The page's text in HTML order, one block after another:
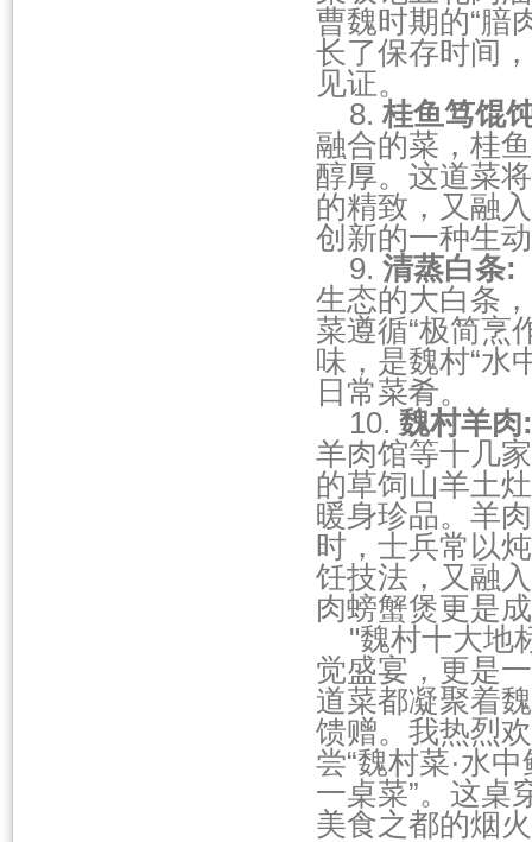
曹魏时期的“腤
长了保存时间
见证。
8.桂鱼笃馄
融合的菜，桂
醇厚。这道菜
的精致，又融
创新的一种生
9. 清蒸白条:
生态的大白条
菜遵循“极简烹
味，是魏村“水
日常菜肴。
10. 魏村羊肉:
羊肉馆等十几
的草饲山羊土
暖身珍品。羊
时，士兵常以
饪技法，又融
肉螃蟹煲更是
"魏村十大地
觉盛宴，更是
道菜都凝聚着
馈赠。我热烈
尝“魏村菜·水
一桌菜”。这桌
美食之都的烟